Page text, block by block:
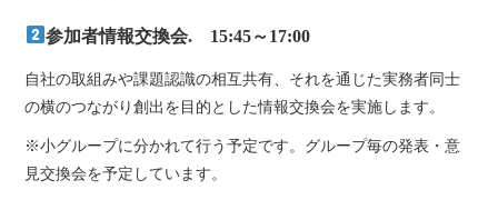
参加者情報交換会. 15:45～17:00
自社の取組みや課題認識の相互共有、それを通じた実務者同士
の横のつながり創出を目的とした情報交換会を実施します。
※小グループに分かれて行う予定です。グループ毎の発表・意
見交換会を予定しています。